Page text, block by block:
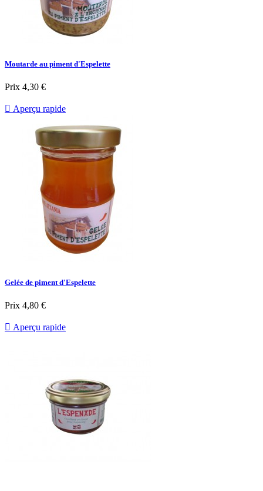
Moutarde au piment d'Espelette
Prix 4,30 €
 Aperçu rapide
Gelée de piment d'Espelette
Prix 4,80 €
 Aperçu rapide